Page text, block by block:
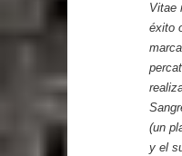
Vitae
éxito
(un
y el